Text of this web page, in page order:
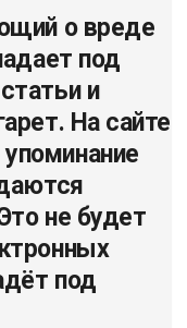
о вреде
под
и
На сайте
не будет
под